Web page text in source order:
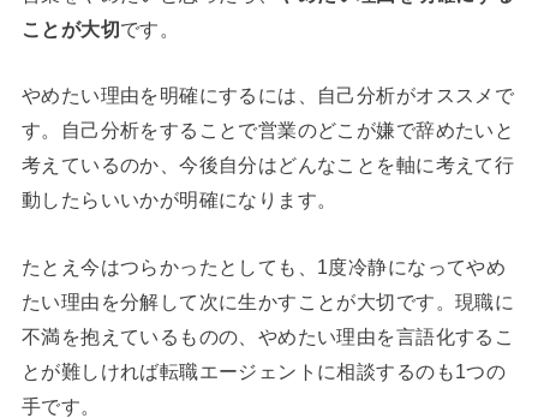
ことが大切です。
やめたい理由を明確にするには、自己分析がオススメで
す。自己分析をすることで営業のどこが嫌で辞めたいと
考えているのか、今後自分はどんなことを軸に考えて行
動したらいいかが明確になります。
たとえ今はつらかったとしても、1度冷静になってやめ
たい理由を分解して次に生かすことが大切です。現職に
不満を抱えているものの、やめたい理由を言語化するこ
とが難しければ転職エージェントに相談するのも1つの
手です。